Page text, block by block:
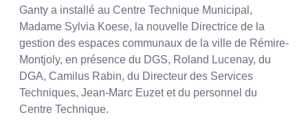
Ganty a installé au Centre Technique Municipal,
Madame Sylvia Koese, la nouvelle Directrice de la
gestion des espaces communaux de la ville de Rémire-
Montjoly, en présence du DGS, Roland Lucenay, du
DGA, Camilus Rabin, du Directeur des Services
Techniques, Jean-Marc Euzet et du personnel du
Centre Technique.